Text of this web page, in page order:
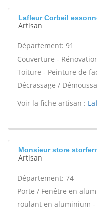
Lafleur Corbeil
Artisan
Département: 91
Couverture -
Toiture - Peinture de
Décrassage /
Voir la fiche artisan :
Monsieur store
Artisan
Département: 74
Porte / Fenêtre en
roulant en aluminium